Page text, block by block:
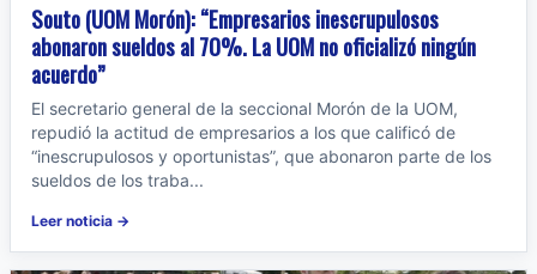
Souto (UOM Morón): “Empresarios inescrupulosos
abonaron sueldos al 70%. La UOM no oficializó ningún
acuerdo”
El secretario general de la seccional Morón de la UOM,
repudió la actitud de empresarios a los que calificó de
“inescrupulosos y oportunistas”, que abonaron parte de los
sueldos de los traba...
Leer noticia →